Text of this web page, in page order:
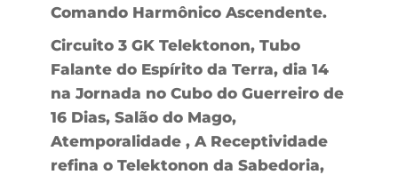
Comando Harmônico Ascendente.
Circuito 3 GK Telektonon, Tubo
Falante do Espírito da Terra, dia 14
na Jornada no Cubo do Guerreiro de
16 Dias, Salão do Mago,
Atemporalidade , A Receptividade
refina o Telektonon da Sabedoria,